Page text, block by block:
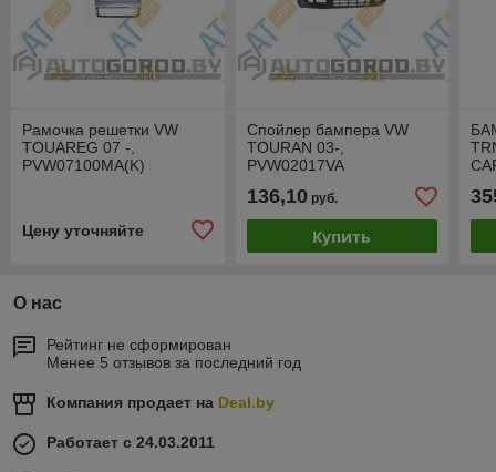
Рамочка решетки VW
TOUAREG 07 -,
PVW07100MA(K)
Цену уточняйте
Спойлер бампера VW
TOURAN 03-,
PVW02017VA
136,10руб.
Купить
О нас
Рейтинг не сформирован
Менее 5 отзывов за последний год
Компания продает на Deal.by
Работает с 24.03.2011